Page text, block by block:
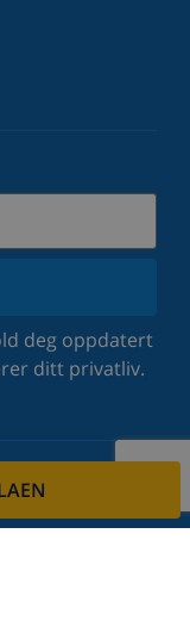
deg oppdatert
ditt privatliv.